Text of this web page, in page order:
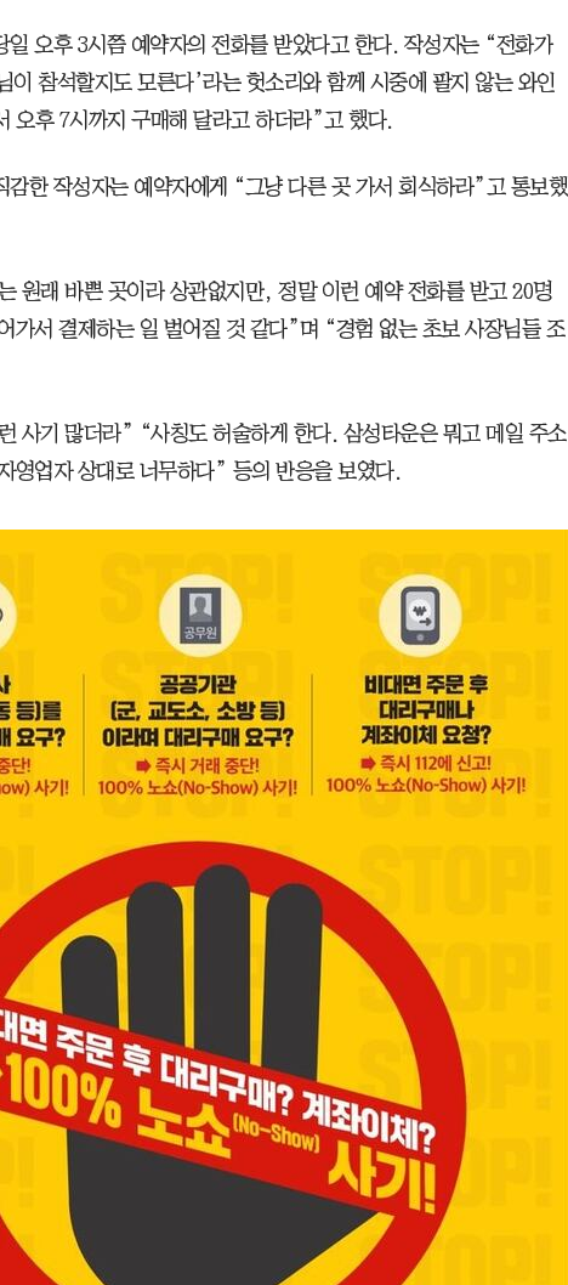
일 오후 3시쯤 예약자의 전화를 받았다고 한다. 작성자는 “전화가
이 참석할지도 모른다’라는 헛소리와 함께 시중에 팔지 않는 와인
오후 7시까지 구매해 달라고 하더라”고 했다.
감한 작성자는 예약자에게 “그냥 다른 곳 가서 회식하라”고 통보했
원래 바쁜 곳이라 상관없지만, 정말 이런 예약 전화를 받고 20명
가서 결제하는 일 벌어질 것 같다”며 “경험 없는 초보 사장님들 조
사기 많더라” “사칭도 허술하게 한다. 삼성타운은 뭐고 메일 주소
영업자 상대로 너무하다” 등의 반응을 보였다.